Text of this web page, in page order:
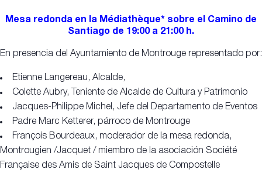
Mesa redonda en la Médiathèque* sobre el Camino de
Santiago de 19:00 a 21:00 h.
En presencia del Ayuntamiento de Montrouge representado por:
Etienne Langereau, Alcalde,
Colette Aubry, Teniente de Alcalde de Cultura y Patrimonio
Jacques-Philippe Michel, Jefe del Departamento de Eventos
Padre Marc Ketterer, párroco de Montrouge
François Bourdeaux, moderador de la mesa redonda,
Montrougien /Jacquet / miembro de la asociación Société
Française des Amis de Saint Jacques de Compostelle